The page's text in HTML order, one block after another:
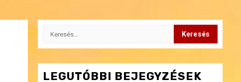
Keresés:
LEGUTÓBBI BEJEGYZÉSEK